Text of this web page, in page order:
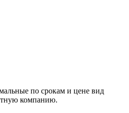
по срокам и цене вид
компанию.